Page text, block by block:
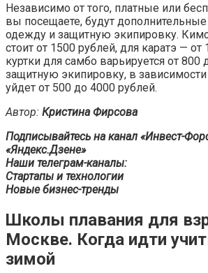
Независимо от того, платные или
вы посещаете, будут
одежду и защитную экипировку.
стоит от 1500 рублей, для каратэ —
куртки для самбо варьируется от 800
защитную экипировку, в зависимости
уйдет от 500 до 4000 рублей.
Автор: Кристина Фирсова
Подписывайтесь на канал «Инвест-
«Яндекс.Дзене»
Наши телеграм-каналы:
Стартапы и технологии
Новые бизнес-тренды
Школы плавания для
Москве. Когда идти
зимой